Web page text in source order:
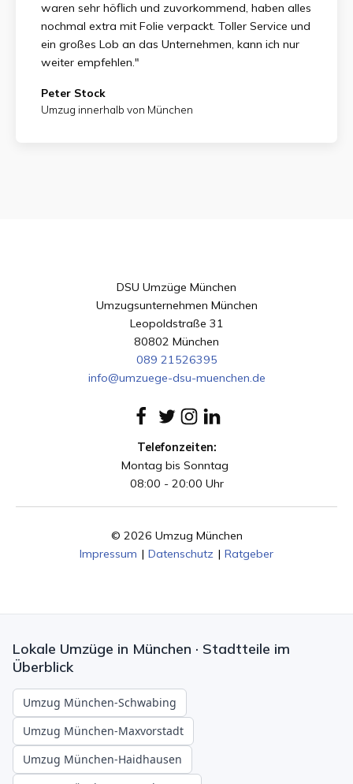
waren sehr höflich und zuvorkommend, haben alles
nochmal extra mit Folie verpackt. Toller Service und
ein großes Lob an das Unternehmen, kann ich nur
weiter empfehlen."
Peter Stock
Umzug innerhalb von München
DSU Umzüge München
Umzugsunternehmen München
Leopoldstraße 31
80802 München
089 21526395
info@umzuege-dsu-muenchen.de
Telefonzeiten:
Montag bis Sonntag
08:00 - 20:00 Uhr
© 2026 Umzug München
Impressum | Datenschutz | Ratgeber
Lokale Umzüge in München · Stadtteile im
Überblick
Umzug München-Schwabing
Umzug München-Maxvorstadt
Umzug München-Haidhausen